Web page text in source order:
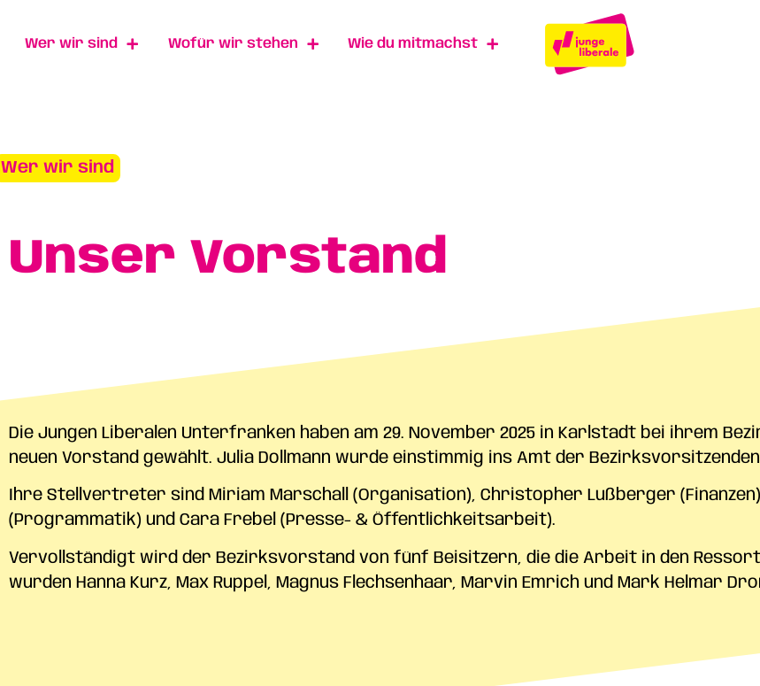
Wer wir sind Wofür wir stehen Wie du mitmachst
Wer wir sind
Unser Vorstand
Die Jungen Liberalen Unterfranken haben am 29. November 2025 in Karlstadt bei ihrem
neuen Vorstand gewählt. Julia Dollmann wurde einstimmig ins Amt der
Ihre Stellvertreter sind Miriam Marschall (Organisation), Christopher Lußberger
(Programmatik) und Cara Frebel (Presse- & Öffentlichkeitsarbeit).
Vervollständigt wird der Bezirksvorstand von fünf Beisitzern, die die Arbeit in den
wurden Hanna Kurz, Max Ruppel, Magnus Flechsenhaar, Marvin Emrich und Mark Helmar